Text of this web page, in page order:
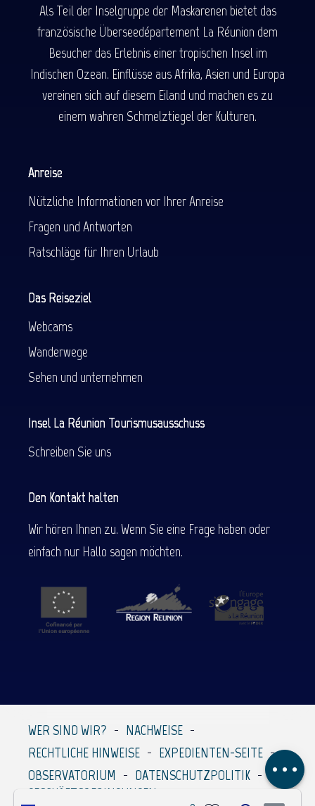
Kommentare
Als Teil der Inselgruppe der Maskarenen bietet das
französische Überseedépartement La Réunion dem
Besucher das Erlebnis einer tropischen Insel im
Indischen Ozean. Einflüsse aus Afrika, Asien und Europa
vereinen sich auf diesem Eiland und machen es zu
einem wahren Schmelztiegel der Kulturen.
Anreise
Nützliche Informationen vor Ihrer Anreise
Fragen und Antworten
Ratschläge für Ihren Urlaub
Das Reiseziel
Webcams
Wanderwege
Sehen und unternehmen
Insel La Réunion Tourismusausschuss
Schreiben Sie uns
Den Kontakt halten
Wir hören Ihnen zu. Wenn Sie eine Frage haben oder
einfach nur Hallo sagen möchten.
WER SIND WIR?
NACHWEISE
RECHTLICHE HINWEISE
EXPEDIENTEN-SEITE
OBSERVATORIUM
DATENSCHUTZPOLITIK
GESCHÄFTSBEDINGUNGEN